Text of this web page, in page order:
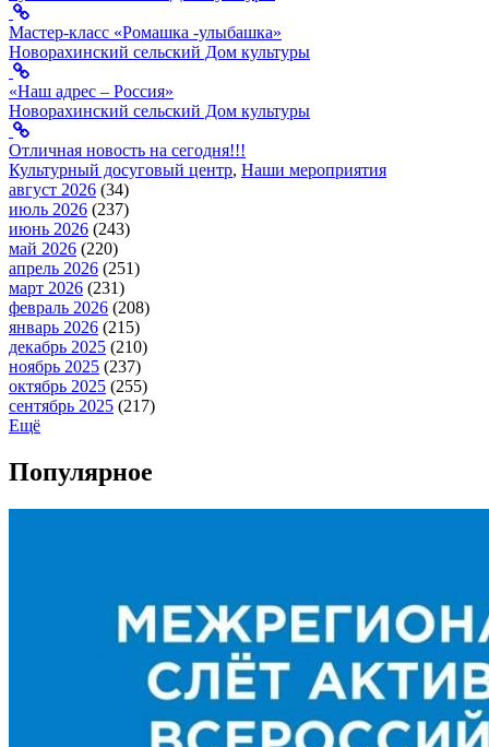
Мастер-класс «Ромашка -улыбашка»
Новорахинский сельский Дом культуры
«Наш адрес – Россия»
Новорахинский сельский Дом культуры
Отличная новость на сегодня!!!
Культурный досуговый центр, Наши мероприятия
август 2026 (34)
июль 2026 (237)
июнь 2026 (243)
май 2026 (220)
апрель 2026 (251)
март 2026 (231)
февраль 2026 (208)
январь 2026 (215)
декабрь 2025 (210)
ноябрь 2025 (237)
октябрь 2025 (255)
сентябрь 2025 (217)
Ещё
Популярное